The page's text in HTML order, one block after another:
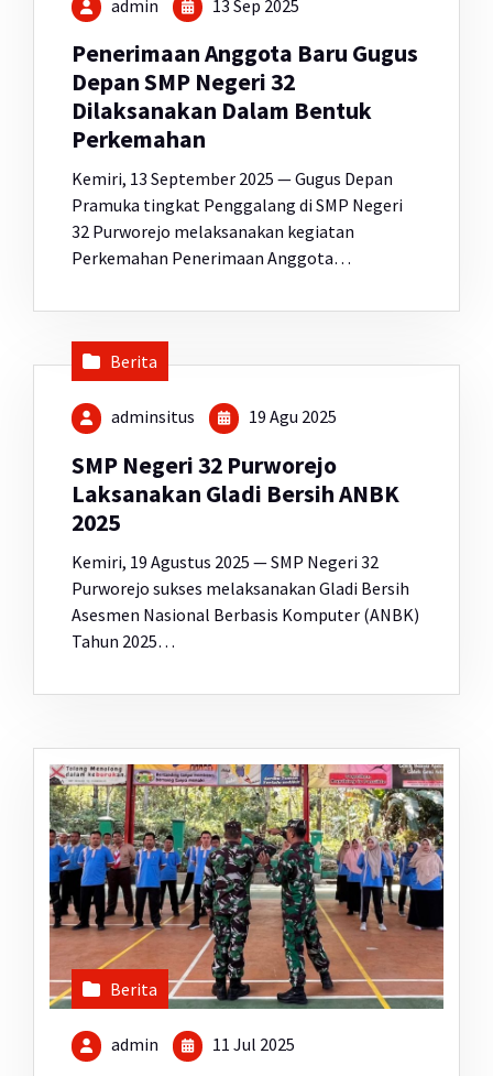
admin 13 Sep 2025
Penerimaan Anggota Baru Gugus
Depan SMP Negeri 32
Dilaksanakan Dalam Bentuk
Perkemahan
Kemiri, 13 September 2025 — Gugus Depan
Pramuka tingkat Penggalang di SMP Negeri
32 Purworejo melaksanakan kegiatan
Perkemahan Penerimaan Anggota…
Berita
adminsitus 19 Agu 2025
SMP Negeri 32 Purworejo
Laksanakan Gladi Bersih ANBK
2025
Kemiri, 19 Agustus 2025 — SMP Negeri 32
Purworejo sukses melaksanakan Gladi Bersih
Asesmen Nasional Berbasis Komputer (ANBK)
Tahun 2025…
Berita
admin 11 Jul 2025